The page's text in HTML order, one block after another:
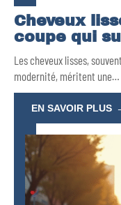
Cheveux
coupe qui
Les cheveux lisses,
modernité, méritent une…
EN SAVOIR PLUS